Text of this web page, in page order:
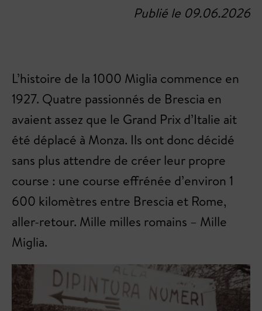
Publié le 09.06.2026
L’histoire de la 1000 Miglia commence en
1927. Quatre passionnés de Brescia en
avaient assez que le Grand Prix d’Italie ait
été déplacé à Monza. Ils ont donc décidé
sans plus attendre de créer leur propre
course : une course effrénée d’environ 1
600 kilomètres entre Brescia et Rome,
aller-retour. Mille milles romains – Mille
Miglia.